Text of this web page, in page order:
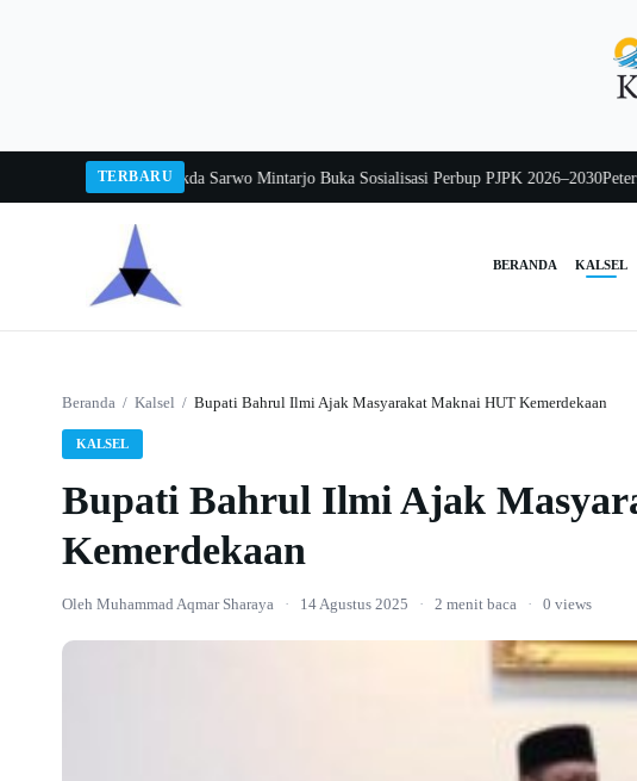
TERBARU
Balang 2026Pj Sekda Sarwo Mintarjo Buka Sosialisasi Perbup PJPK 2026–2030Peternak
BERANDA KALSEL
Beranda / Kalsel / Bupati Bahrul Ilmi Ajak Masyarakat Maknai HUT Kemerdekaan
KALSEL
Bupati Bahrul Ilmi Ajak
Kemerdekaan
Oleh Muhammad Aqmar Sharaya · 14 Agustus 2025 · 2 menit baca · 0 views